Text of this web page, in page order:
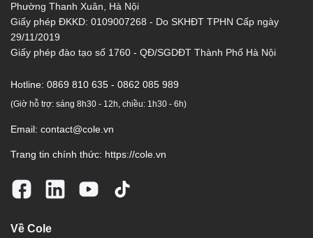
Phường Thanh Xuân, Hà Nội
Giấy phép ĐKKD: 0109007268 - Do SKHĐT TPHN Cấp ngày
29/11/2019
Giấy phép đào tạo số 1760 - QĐ/SGDĐT Thành Phố Hà Nội
Hotline: 0869 810 635 - 0862 085 989
(Giờ hỗ trợ: sáng 8h30 - 12h, chiều: 1h30 - 6h)
Email: contact@cole.vn
Trang tin chính thức: https://cole.vn
Về Cole